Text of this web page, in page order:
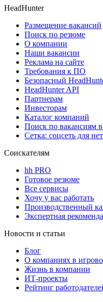
HeadHunter
Размещение вакансий
Поиск по резюме
О компании
Наши вакансии
Реклама на сайте
Требования к ПО
Безопасный
HeadHunter API
Партнерам
Инвесторам
Каталог компаний
Поиск по вакансиям
Сетка: соцсеть для
Соискателям
hh PRO
Готовое резюме
Все сервисы
Хочу у вас работать
Производственный
Экспертная
Новости и статьи
Блог
О компаниях в
Жизнь в компании
ИТ-проекты
Рейтинг